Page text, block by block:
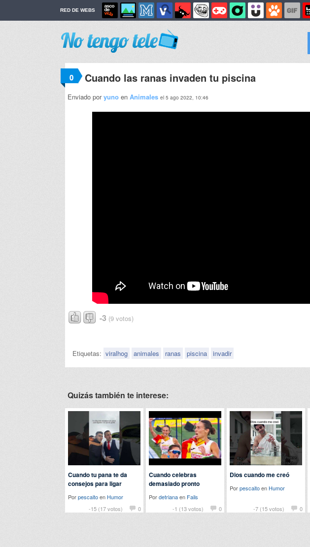
RED DE WEBS
0 Cuando las ranas invaden tu piscina
Enviado poryuno en Animales el 5 ago 2022, 10:46
-3 (9 votos)
Etiquetas: viralhog animales ranas piscina invadir
Quizás también te interese:
-15 (17 votos) 0
Cuando tu pana te da
consejos para ligar
Porpescaitoen Humor
-1 (13 votos)
0
Cuando celebras
demasiado pronto
Pordetrianaen Fails
-7 (15 votos)
0
Dios cuando me creó
Porpescaitoen Humor